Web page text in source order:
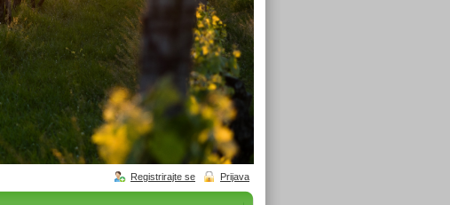
Prijava
Registrirajte se